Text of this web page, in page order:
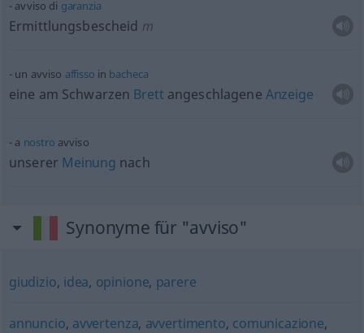
avviso di garanzia
Ermittlungsbescheid m
un avviso affisso in bacheca
eine am Schwarzen Brett angeschlagene Anzeige
a nostro avviso
unserer Meinung nach
Synonyme für "avviso"
giudizio, idea, opinione, parere
annuncio, avvertenza, avvertimento, comunicazione,